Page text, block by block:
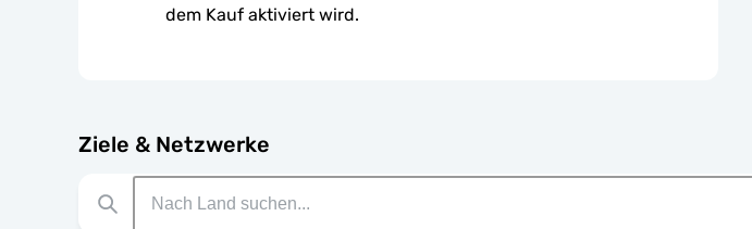
dem Kauf aktiviert wird.
Ziele & Netzwerke